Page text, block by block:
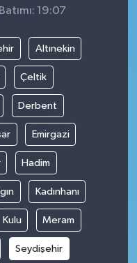
19:07
Altınekin
Çeltik
Derbent
Emirgazi
Hadim
Kadınhanı
Kulu Meram
Seydişehir